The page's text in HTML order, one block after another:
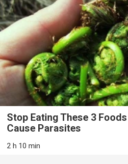
Stop Eating These 3
Cause Parasites
2 h 10 min